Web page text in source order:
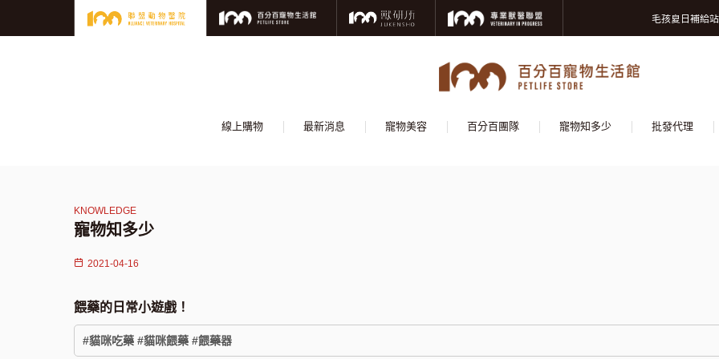
毛孩夏日補給
線上購物 最新消息 寵物美容 百分百團隊 寵物知多少 批發代理
寵物知多少
2021-04-16
餵藥的日常小遊戲！
#貓咪吃藥 #貓咪餵藥 #餵藥器